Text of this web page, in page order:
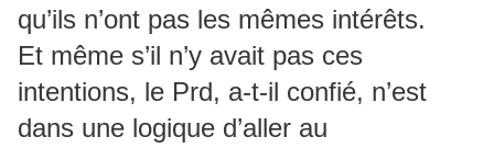
qu’ils n’ont pas les mêmes intérêts.
Et même s’il n’y avait pas ces
intentions, le Prd, a-t-il confié, n’est
dans une logique d’aller au